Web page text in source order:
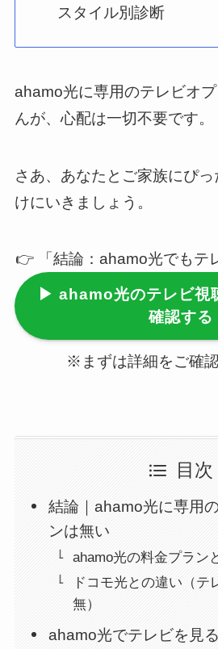
スタイル別診断
ahamo光に専用のテレビオ
んが、心配は一切不要です。
さあ、あなたとご家族にぴ
けにいきましょう。
👉 「結論：ahamo光でもテ
▶ ahamo光のテレビ視
確認する
※まずは詳細をご確認
目次
結論｜ahamo光に専用
ンは無い
ahamo光の料金プラン
ドコモ光との違い（テ
無）
ahamo光でテレビを見